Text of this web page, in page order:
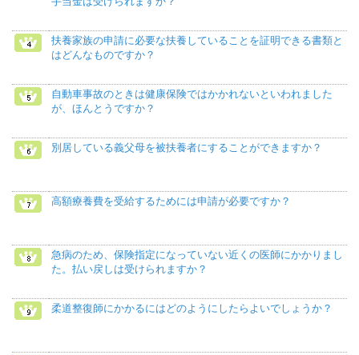
扶養家族の申請に必要な扶養していることを証明できる書類と
はどんなものですか？
自動車事故のときは健康保険ではかかれないといわれました
が、ほんとうですか？
別居している義父母を被扶養者にすることができますか？
高額療養費を受給するためには申請が必要ですか？
急病のため、保険指定になっていない近くの医師にかかりまし
た。払い戻しは受けられますか？
柔道整復師にかかるにはどのようにしたらよいでしょうか？